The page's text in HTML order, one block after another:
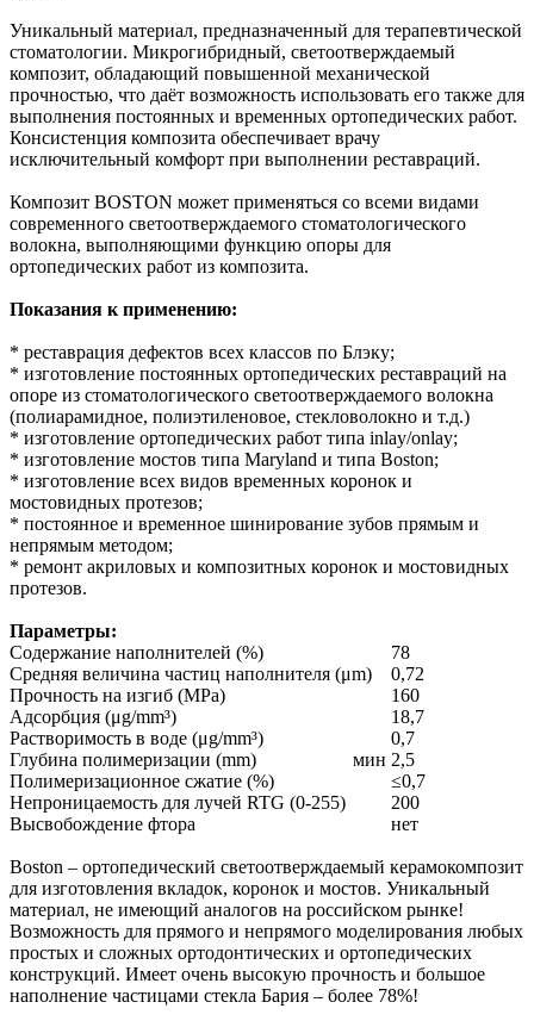
Уникальный материал, предназначенный для терапевтической
стоматологии. Микрогибридный, светоотверждаемый
композит, обладающий повышенной механической
прочностью, что даёт возможность использовать его также для
выполнения постоянных и временных ортопедических работ.
Консистенция композита обеспечивает врачу
исключительный комфорт при выполнении реставраций.
Композит ВОSTON может применяться со всеми видами
современного светоотверждаемого стоматологического
волокна, выполняющими функцию опоры для
ортопедических работ из композита.
Показания к применению:
* реставрация дефектов всех классов по Блэку;
* изготовление постоянных ортопедических реставраций на
опоре из стоматологического светоотверждаемого волокна
(полиарамидное, полиэтиленовое, стекловолокно и т.д.)
* изготовление ортопедических работ типа inlay/onlay;
* изготовление мостов типа Maryland и типа Boston;
* изготовление всех видов временных коронок и
мостовидных протезов;
* постоянное и временное шинирование зубов прямым и
непрямым методом;
* ремонт акриловых и композитных коронок и мостовидных
протезов.
Параметры:
Содержание наполнителей (%)
78
Средняя величина частиц наполнителя (μm)
0,72
Прочность на изгиб (МРа)
160
Адсорбция (μg/mm³) 18,7
Растворимость в воде (μg/mm³)
0,7
Глубина полимеризации (mm)
мин 2,5
Полимеризационное сжатие (%)
≤0,7
Непроницаемость для лучей RTG (0-255)
200
Высвобождение фтора
нет
Boston – ортопедический светоотверждае­мый керамокомпозит
для изготовления вкла­док, коронок и мостов. Уникальный
материал, не имеющий аналогов на российском рынке!
Возможность для прямого и непрямого моделирования любых
простых и сложных ортодонтических и ортопеди­ческих
конструкций. Имеет очень высокую проч­ность и большое
наполнение частицами стекла Бария – более 78%!